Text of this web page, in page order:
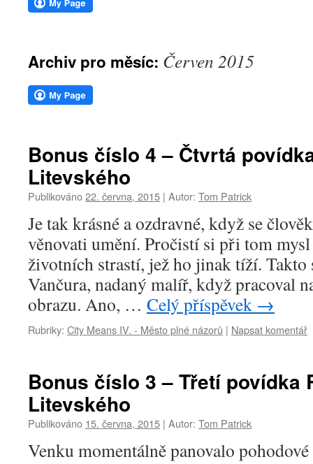
webu
Archiv pro měsíc: Červen 2015
Bonus číslo 4 – Čtvrtá
Litevského
Publikováno22. června, 2015 | Autor: Tom Patrick
Je tak krásné a ozdravné, když se
věnovati umění. Pročistí si při tom
životních strastí, jež ho jinak tíží. Takto
Vančura, nadaný malíř, když pracoval
obrazu. Ano, … Celý příspěvek →
Rubriky: City Means IV. - Město plné názorů | Napsat komentář
Bonus číslo 3 – Třetí povídka
Litevského
Publikováno 15. června, 2015 | Autor: Tom Patrick
Venku momentálně panovalo